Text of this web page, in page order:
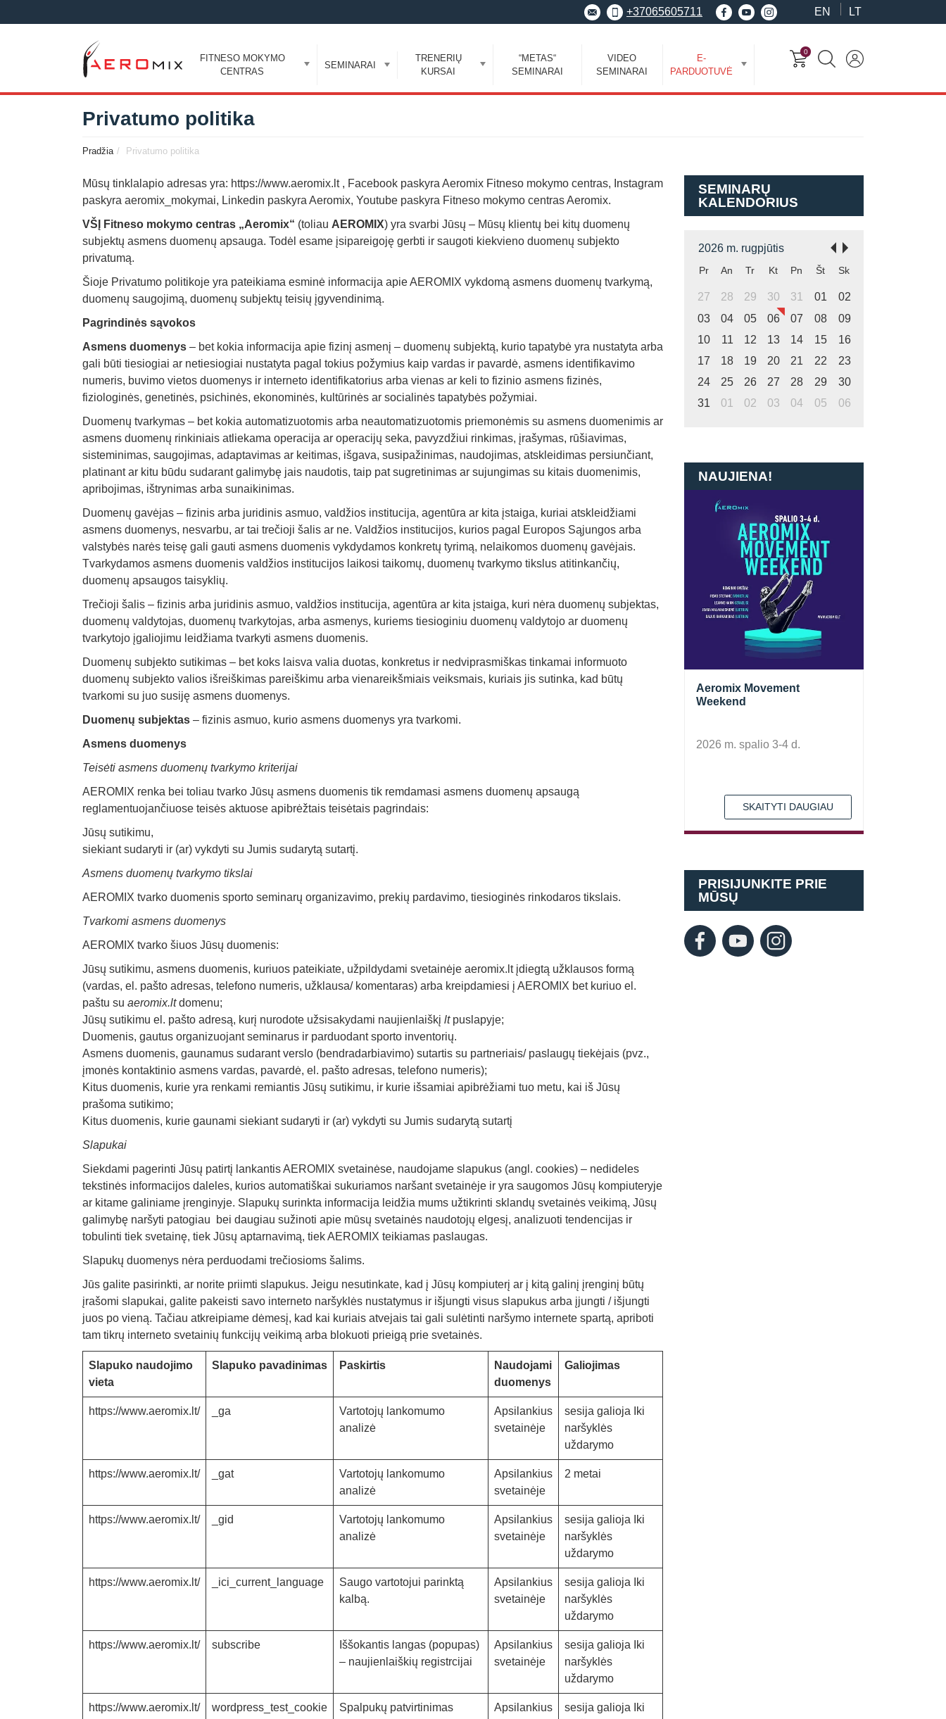
+37065605711 EN LT
FITNESO MOKYMO
CENTRAS
SEMINARAI
TRENERIŲ
KURSAI
“METAS“
SEMINARAI
VIDEO
SEMINARAI
E-
PARDUOTUVĖ
0
Privatumo politika
Pradžia Privatumo politika
Mūsų tinklalapio adresas yra: https://www.aeromix.lt , Facebook paskyra Aeromix Fitneso mokymo centras, Instagram
paskyra aeromix_mokymai, Linkedin paskyra Aeromix, Youtube paskyra Fitneso mokymo centras Aeromix.
VŠĮ Fitneso mokymo centras „Aeromix“ (toliau AEROMIX) yra svarbi Jūsų – Mūsų klientų bei kitų duomenų
subjektų asmens duomenų apsauga. Todėl esame įsipareigoję gerbti ir saugoti kiekvieno duomenų subjekto
privatumą.
Šioje Privatumo politikoje yra pateikiama esminė informacija apie AEROMIX vykdomą asmens duomenų tvarkymą,
duomenų saugojimą, duomenų subjektų teisių įgyvendinimą.
Pagrindinės sąvokos
Asmens duomenys – bet kokia informacija apie fizinį asmenį – duomenų subjektą, kurio tapatybė yra nustatyta arba
gali būti tiesiogiai ar netiesiogiai nustatyta pagal tokius požymius kaip vardas ir pavardė, asmens identifikavimo
numeris, buvimo vietos duomenys ir interneto identifikatorius arba vienas ar keli to fizinio asmens fizinės,
fiziologinės, genetinės, psichinės, ekonominės, kultūrinės ar socialinės tapatybės požymiai.
Duomenų tvarkymas – bet kokia automatizuotomis arba neautomatizuotomis priemonėmis su asmens duomenimis ar
asmens duomenų rinkiniais atliekama operacija ar operacijų seka, pavyzdžiui rinkimas, įrašymas, rūšiavimas,
sisteminimas, saugojimas, adaptavimas ar keitimas, išgava, susipažinimas, naudojimas, atskleidimas persiunčiant,
platinant ar kitu būdu sudarant galimybę jais naudotis, taip pat sugretinimas ar sujungimas su kitais duomenimis,
apribojimas, ištrynimas arba sunaikinimas.
Duomenų gavėjas – fizinis arba juridinis asmuo, valdžios institucija, agentūra ar kita įstaiga, kuriai atskleidžiami
asmens duomenys, nesvarbu, ar tai trečioji šalis ar ne. Valdžios institucijos, kurios pagal Europos Sąjungos arba
valstybės narės teisę gali gauti asmens duomenis vykdydamos konkretų tyrimą, nelaikomos duomenų gavėjais.
Tvarkydamos asmens duomenis valdžios institucijos laikosi taikomų, duomenų tvarkymo tikslus atitinkančių,
duomenų apsaugos taisyklių.
Trečioji šalis – fizinis arba juridinis asmuo, valdžios institucija, agentūra ar kita įstaiga, kuri nėra duomenų subjektas,
duomenų valdytojas, duomenų tvarkytojas, arba asmenys, kuriems tiesioginiu duomenų valdytojo ar duomenų
tvarkytojo įgaliojimu leidžiama tvarkyti asmens duomenis.
Duomenų subjekto sutikimas – bet koks laisva valia duotas, konkretus ir nedviprasmiškas tinkamai informuoto
duomenų subjekto valios išreiškimas pareiškimu arba vienareikšmiais veiksmais, kuriais jis sutinka, kad būtų
tvarkomi su juo susiję asmens duomenys.
Duomenų subjektas – fizinis asmuo, kurio asmens duomenys yra tvarkomi.
Asmens duomenys
Teisėti asmens duomenų tvarkymo kriterijai
AEROMIX renka bei toliau tvarko Jūsų asmens duomenis tik remdamasi asmens duomenų apsaugą
reglamentuojančiuose teisės aktuose apibrėžtais teisėtais pagrindais:
Jūsų sutikimu,
siekiant sudaryti ir (ar) vykdyti su Jumis sudarytą sutartį.
Asmens duomenų tvarkymo tikslai
AEROMIX tvarko duomenis sporto seminarų organizavimo, prekių pardavimo, tiesioginės rinkodaros tikslais.
Tvarkomi asmens duomenys
AEROMIX tvarko šiuos Jūsų duomenis:
Jūsų sutikimu, asmens duomenis, kuriuos pateikiate, užpildydami svetainėje aeromix.lt įdiegtą užklausos formą
(vardas, el. pašto adresas, telefono numeris, užklausa/ komentaras) arba kreipdamiesi į AEROMIX bet kuriuo el.
paštu su aeromix.ltdomenu;
Jūsų sutikimu el. pašto adresą, kurį nurodote užsisakydami naujienlaiškį ltpuslapyje;
Duomenis, gautus organizuojant seminarus ir parduodant sporto inventorių.
Asmens duomenis, gaunamus sudarant verslo (bendradarbiavimo) sutartis su partneriais/ paslaugų tiekėjais (pvz.,
įmonės kontaktinio asmens vardas, pavardė, el. pašto adresas, telefono numeris);
Kitus duomenis, kurie yra renkami remiantis Jūsų sutikimu, ir kurie išsamiai apibrėžiami tuo metu, kai iš Jūsų
prašoma sutikimo;
Kitus duomenis, kurie gaunami siekiant sudaryti ir (ar) vykdyti su Jumis sudarytą sutartį
Slapukai
Siekdami pagerinti Jūsų patirtį lankantis AEROMIX svetainėse, naudojame slapukus (angl. cookies) – nedideles
tekstinės informacijos daleles, kurios automatiškai sukuriamos naršant svetainėje ir yra saugomos Jūsų kompiuteryje
ar kitame galiniame įrenginyje. Slapukų surinkta informacija leidžia mums užtikrinti sklandų svetainės veikimą, Jūsų
galimybę naršyti patogiau bei daugiau sužinoti apie mūsų svetainės naudotojų elgesį, analizuoti tendencijas ir
tobulinti tiek svetainę, tiek Jūsų aptarnavimą, tiek AEROMIX teikiamas paslaugas.
Slapukų duomenys nėra perduodami trečiosioms šalims.
Jūs galite pasirinkti, ar norite priimti slapukus. Jeigu nesutinkate, kad į Jūsų kompiuterį ar į kitą galinį įrenginį būtų
įrašomi slapukai, galite pakeisti savo interneto naršyklės nustatymus ir išjungti visus slapukus arba įjungti / išjungti
juos po vieną. Tačiau atkreipiame dėmesį, kad kai kuriais atvejais tai gali sulėtinti naršymo internete spartą, apriboti
tam tikrų interneto svetainių funkcijų veikimą arba blokuoti prieigą prie svetainės.
Slapuko naudojimo
vieta
Slapuko pavadinimas Paskirtis
Naudojami
duomenys
Galiojimas
https://www.aeromix.lt/ _ga
Vartotojų lankomumo
analizė
Apsilankius
svetainėje
sesija galioja Iki
naršyklės
uždarymo
https://www.aeromix.lt/ _gat
Vartotojų lankomumo
analizė
Apsilankius
svetainėje
2 metai
https://www.aeromix.lt/ _gid
Vartotojų lankomumo
analizė
Apsilankius
svetainėje
sesija galioja Iki
naršyklės
uždarymo
https://www.aeromix.lt/ _ici_current_language
Saugo vartotojui parinktą
kalbą.
Apsilankius
svetainėje
sesija galioja Iki
naršyklės
uždarymo
https://www.aeromix.lt/ subscribe
Iššokantis langas (popupas)
– naujienlaiškių registrcijai
Apsilankius
svetainėje
sesija galioja Iki
naršyklės
uždarymo
https://www.aeromix.lt/ wordpress_test_cookie Spalpukų patvirtinimas
Apsilankius
sesija galioja Iki
SEMINARŲ
KALENDORIUS
2026 m. rugpjūtis
Pr An Tr Kt Pn Št Sk
27 28 29 30 31 01
02
03
04 05 06 07 08
09
10
11 12 13 14 15
16
17
18 19 20 21 22
23
24
25 26 27 28 29
30
31
01 02 03 04 05 06
NAUJIENA!
Aeromix Movement
Weekend
2026 m. spalio 3-4 d.
SKAITYTI DAUGIAU
PRISIJUNKITE PRIE
MŪSŲ